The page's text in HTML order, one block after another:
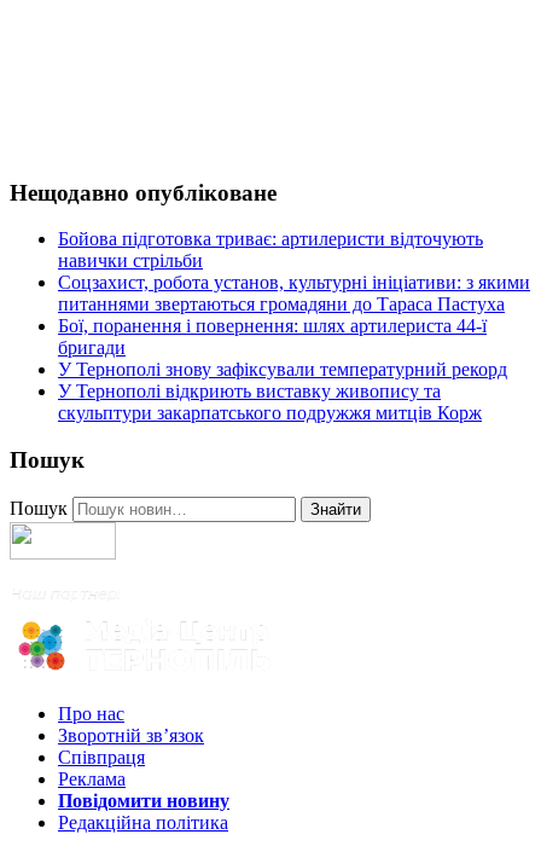
Нещодавно опубліковане
Бойова підготовка триває: артилеристи відточують
навички стрільби
Соцзахист, робота установ, культурні ініціативи: з якими
питаннями звертаються громадяни до Тараса Пастуха
Бої, поранення і повернення: шлях артилериста 44-ї
бригади
У Тернополі знову зафіксували температурний рекорд
У Тернополі відкриють виставку живопису та
скульптури закарпатського подружжя митців Корж
Пошук
Пошук Знайти
Про нас
Зворотній зв’язок
Співпраця
Реклама
Повідомити новину
Редакційна політика